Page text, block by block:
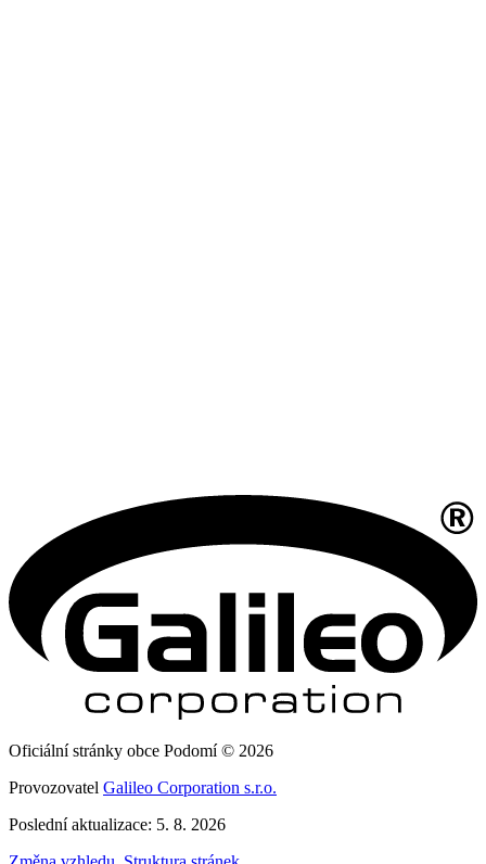
Oficiální stránky obce Podomí © 2026
Provozovatel Galileo Corporation s.r.o.
Poslední aktualizace: 5. 8. 2026